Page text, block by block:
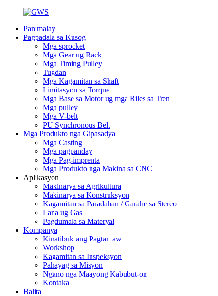
Panimalay
Pagpadala sa Kusog
Mga sprocket
Mga Gear ug Rack
Mga Timing Pulley
Tugdan
Mga Kagamitan sa Shaft
Limitasyon sa Torque
Mga Base sa Motor ug mga Riles sa Tren
Mga pulley
Mga V-belt
PU Synchronous Belt
Mga Produkto nga Gipasadya
Mga Casting
Mga pagpanday
Mga Pag-imprenta
Mga Produkto nga Makina sa CNC
Aplikasyon
Makinarya sa Agrikultura
Makinarya sa Konstruksyon
Kagamitan sa Paradahan / Garahe sa Stereo
Lana ug Gas
Pagdumala sa Materyal
Kompanya
Kinatibuk-ang Pagtan-aw
Workshop
Kagamitan sa Inspeksyon
Pahayag sa Misyon
Ngano nga Maayong Kabubut-on
Kontaka
Balita